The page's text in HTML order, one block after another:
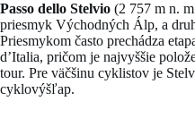
Passo dello Stelvio (2 757 m n.
priesmyk Východných Álp, a
Priesmykom často prechádza
d’Italia, pričom je najvyššie
tour. Pre väčšinu cyklistov je
cyklovýšľap.